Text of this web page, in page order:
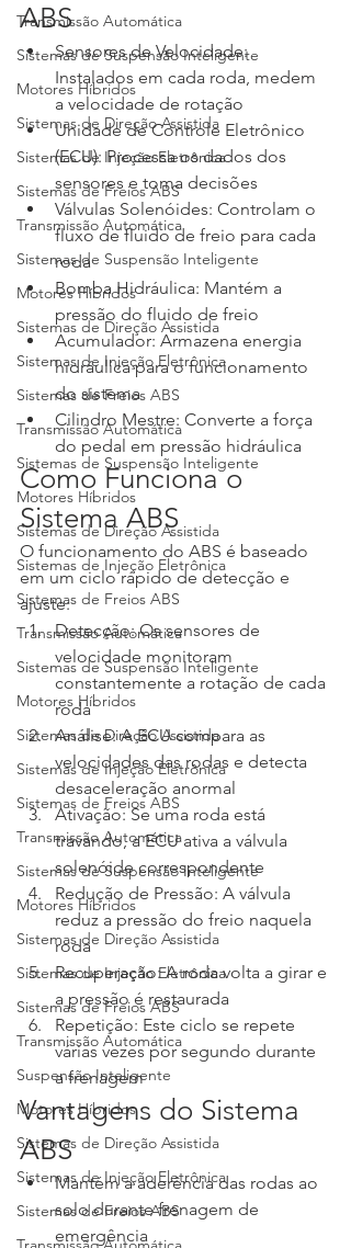
Transmissão Automática
Sistemas de Suspensão Inteligente
Motores Híbridos
Sistemas de Direção Assistida
Sistemas de Injeção Eletrônica
Sistemas de Freios ABS
Transmissão Automática
Sistemas de Suspensão Inteligente
Motores Híbridos
Sistemas de Direção Assistida
Sistemas de Injeção Eletrônica
Sistemas de Freios ABS
Transmissão Automática
Sistemas de Suspensão Inteligente
Motores Híbridos
Sistemas de Direção Assistida
Sistemas de Injeção Eletrônica
Sistemas de Freios ABS
Transmissão Automática
Sistemas de Suspensão Inteligente
Motores Híbridos
Sistemas de Direção Assistida
Sistemas de Injeção Eletrônica
Sistemas de Freios ABS
Transmissão Automática
Sistemas de Suspensão Inteligente
Motores Híbridos
Sistemas de Direção Assistida
Sistemas de Injeção Eletrônica
Sistemas de Freios ABS
Transmissão Automática
Suspensão Inteligente
Motores Híbridos
Sistemas de Direção Assistida
Sistemas de Injeção Eletrônica
Sistemas de Freios ABS
ABS
Sensores de Velocidade:
Instalados em cada roda, medem
a velocidade de rotação
Unidade de Controle Eletrônico
(ECU): Processa os dados dos
sensores e toma decisões
Válvulas Solenóides: Controlam o
fluxo de fluido de freio para cada
roda
Bomba Hidráulica: Mantém a
pressão do fluido de freio
Acumulador: Armazena energia
hidráulica para o funcionamento
do sistema
Cilindro Mestre: Converte a força
do pedal em pressão hidráulica
Como Funciona o
Sistema ABS
O funcionamento do ABS é baseado
em um ciclo rápido de detecção e
ajuste:
Detecção: Os sensores de
velocidade monitoram
constantemente a rotação de cada
roda
Análise: A ECU compara as
velocidades das rodas e detecta
desaceleração anormal
Ativação: Se uma roda está
travando, a ECU ativa a válvula
solenóide correspondente
Redução de Pressão: A válvula
reduz a pressão do freio naquela
roda
Recuperação: A roda volta a girar e
a pressão é restaurada
Repetição: Este ciclo se repete
várias vezes por segundo durante
a frenagem
Vantagens do Sistema
ABS
Mantém a aderência das rodas ao
solo durante frenagem de
emergência